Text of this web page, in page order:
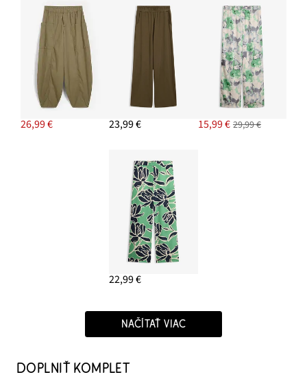
PRIDAŤ DO KOŠÍKA
26,99 € 23,99 € 15,99 € 29,99 €
22,99 €
NAČÍTAŤ VIAC
DOPLNIŤ KOMPLET